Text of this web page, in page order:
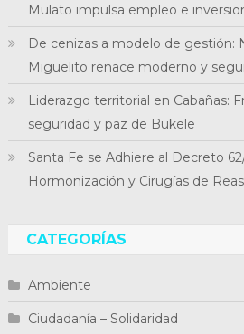
Mulato impulsa empleo e
De cenizas a modelo de gestión:
Miguelito renace moderno y
Liderazgo territorial en Cabañas:
seguridad y paz de Bukele
Santa Fe se Adhiere al Decreto
Hormonización y Cirugías de
CATEGORÍAS
Ambiente
Ciudadanía – Solidaridad